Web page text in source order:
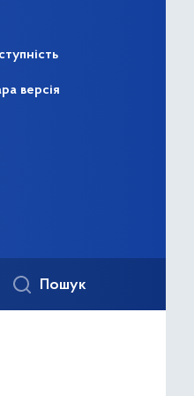
версія
Пошук